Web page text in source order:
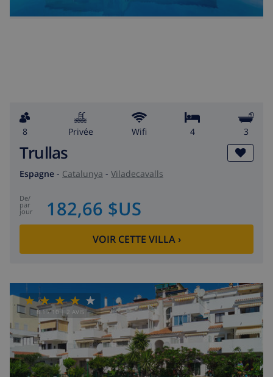
8 privée wifi 4 3
Trullas
Espagne - Catalunya - Viladecavalls
de/
par
jour 182,66 $US
VOIR CETTE VILLA›
8.1 / 10 | 2 AVIS